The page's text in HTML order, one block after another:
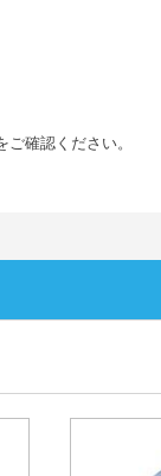
確認ください。